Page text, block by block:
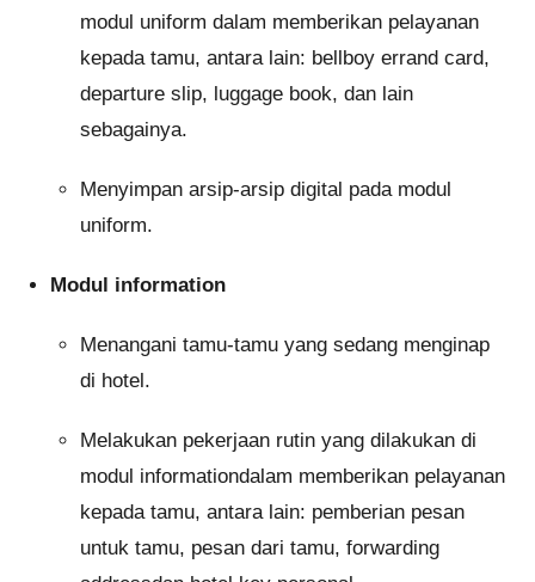
modul uniform dalam memberikan pelayanan
kepada tamu, antara lain: bellboy errand card,
departure slip, luggage book, dan lain
sebagainya.
Menyimpan arsip-arsip digital pada modul
uniform.
Modul information
Menangani tamu-tamu yang sedang menginap
di hotel.
Melakukan pekerjaan rutin yang dilakukan di
modul informationdalam memberikan pelayanan
kepada tamu, antara lain: pemberian pesan
untuk tamu, pesan dari tamu, forwarding